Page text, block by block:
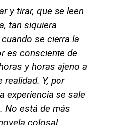
y tirar, que se leen
tan siquiera
se cierra la
es consciente de
y horas ajeno a
realidad. Y, por
experiencia se sale
No está de más
colosal.